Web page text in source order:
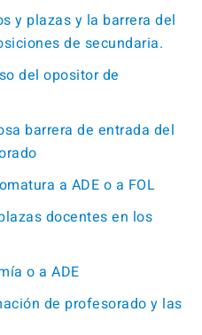
y plazas y la barrera del
de secundaria.
del opositor de
barrera de entrada del
a ADE o a FOL
docentes en los
o a ADE
de profesorado y las